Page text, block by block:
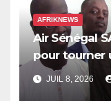
AFRIKNEWS
Air Sénégal
pour tourner
JUIL 8, 2026